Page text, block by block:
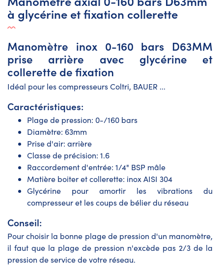
à glycérine et fixation collerette
Manomètre inox 0-160 bars D63MM
prise arrière avec glycérine et
collerette de fixation
Idéal pour les compresseurs Coltri, BAUER ...
Caractéristiques:
Plage de pression: 0-/160 bars
Diamètre: 63mm
Prise d'air: arrière
Classe de précision: 1.6
Raccordement d'entrée: 1/4" BSP mâle
Matière boiter et collerette: inox AISI 304
Glycérine pour amortir les vibrations du
compresseur et les coups de bélier du réseau
Conseil:
Pour choisir la bonne plage de pression d'un manomètre,
il faut que la plage de pression n'excède pas 2/3 de la
pression de service de votre réseau.